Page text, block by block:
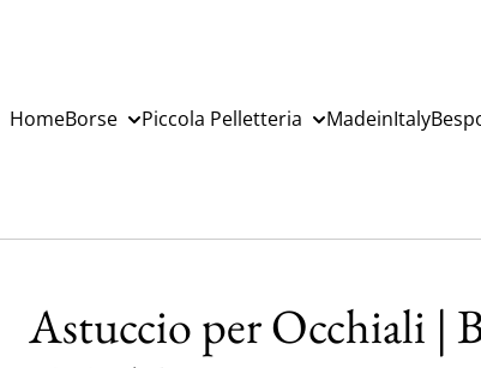
HomeBorse Piccola Pelletteria MadeinItaly
Astuccio per Occhiali |